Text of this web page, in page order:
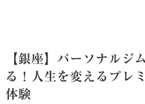
【銀座】パーソナルジ
る！人生を変えるプレ
体験